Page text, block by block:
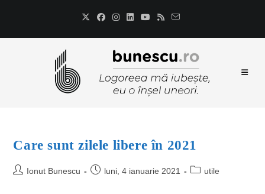
Care sunt zilele libere în 2021
Ionut Bunescu luni, 4 ianuarie 2021 utile